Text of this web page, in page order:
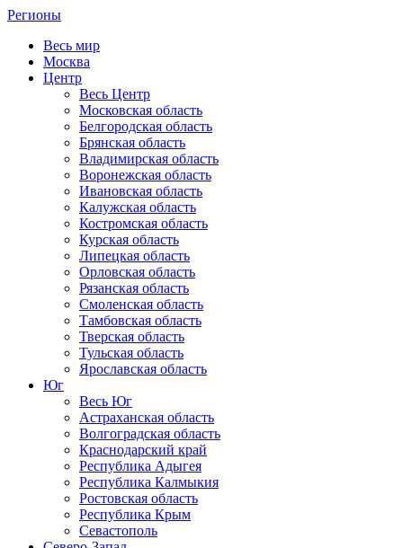
Регионы
Весь мир
Москва
Центр
Весь Центр
Московская область
Белгородская область
Брянская область
Владимирская область
Воронежская область
Ивановская область
Калужская область
Костромская область
Курская область
Липецкая область
Орловская область
Рязанская область
Смоленская область
Тамбовская область
Тверская область
Тульская область
Ярославская область
Юг
Весь Юг
Астраханская область
Волгоградская область
Краснодарский край
Республика Адыгея
Республика Калмыкия
Ростовская область
Республика Крым
Севастополь